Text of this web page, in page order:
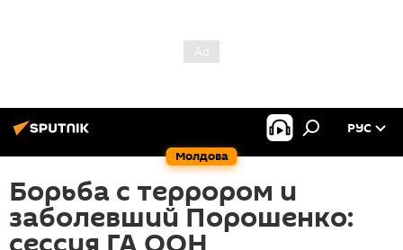
Молдова
РУС
Борьба с террором и
заболевший Порошенко: